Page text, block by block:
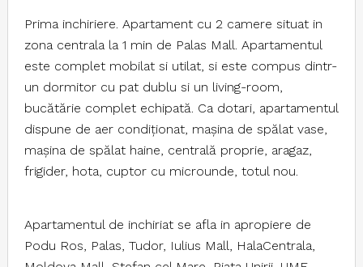
Prima inchiriere. Apartament cu 2 camere situat in
zona centrala la 1 min de Palas Mall. Apartamentul
este complet mobilat si utilat, si este compus dintr-
un dormitor cu pat dublu si un living-room,
bucătărie complet echipată. Ca dotari, apartamentul
dispune de aer condiționat, mașina de spălat vase,
mașina de spălat haine, centrală proprie, aragaz,
frigider, hota, cuptor cu microunde, totul nou.
Apartamentul de inchiriat se afla in apropiere de
Podu Ros, Palas, Tudor, Iulius Mall, HalaCentrala,